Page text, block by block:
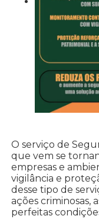
O serviço de
que vem se
empresas e
vigilância e
desse tipo de
ações criminosas,
perfeitas